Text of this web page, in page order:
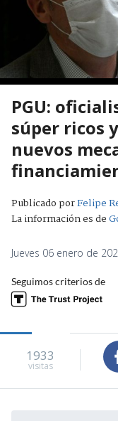
PGU:
súper ricos
nuevos
Publicado porFelipe
La información es de
Jueves 06 enero de
Seguimos criterios de
1933
visitas